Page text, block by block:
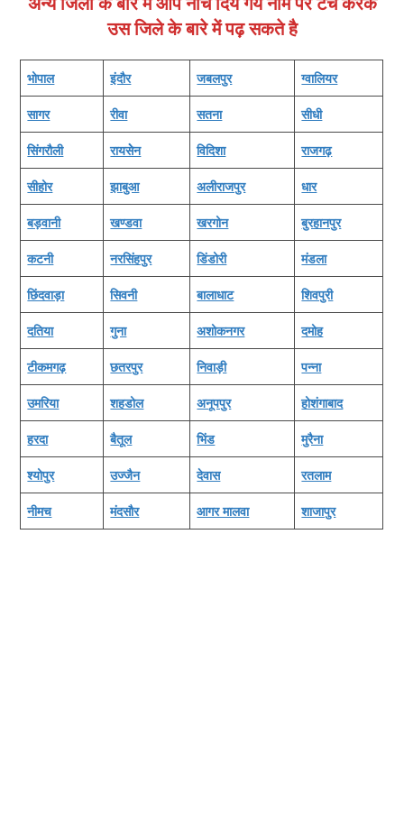
उस जिले के बारे में पढ़ सकते है
भोपाल इंदौर जबलपुर ग्‍वालियर
सागर रीवा सतना सीधी
सिंगरौली रायसेेन विदिशा राजगढ़
सीहोर झाबुआ अलीराजपुर धार
बड़वानी खण्‍डवा खरगोन बुरहानपुर
कटनी नरसिंहपुर डिंडोरी मंडला
छिंदवाड़ा सिवनी बालाधाट शिवपुरी
दतिया गुना अशोकनगर दमोह
टीकमगढ़ छतरपुर निवाड़ी पन्‍ना
उमरिया शहडोल अनूपपुर होशंगाबाद
हरदा बैतूल भिंड मुरैना
श्‍योपुर उज्‍जैन देवास रतलाम
नीमच मंदसौर आगर मालवा शाजापुर